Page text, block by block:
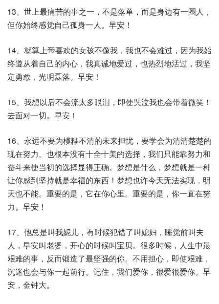
13、世上最痛苦的事之一，不是落单，而是身边有一圈人，
但你始终感觉自己孤身一人。早安！
14、就算上帝喜欢的女孩不像我，我也不会难过，因为我始
终遵从着自己的内心，我真诚地爱过，也热烈地活过，我坚
定勇敢，光明磊落。早安！
15、我想以后不会流太多眼泪，即使哭泣我也会带着微笑！
去面对一切。早安！
16、永远不要为模糊不清的未来担忧，要学会为清清楚楚的
现在努力。也根本没有十全十美的选择，我们只能靠努力和
奋斗来使当初的选择显得正确。梦想是什么，梦想就是一种
让你感到坚持就是幸福的东西！梦想也许今天无法实现，明
天也不能。重要的是，它在你心里。重要的是，你一直在努
力。早安！
17、他总是叫我妮儿，有时候犯错了叫媳妇，睡觉前叫夫
人，早安叫老婆，开心的时候叫宝贝。很多时候，人生中最
艰难的事，反而锻造了最坚强的你。不用担心，即使艰难，
沉迷也会与你一起前行。记住，我们爱你，很爱很爱你。早
安，金钟大。